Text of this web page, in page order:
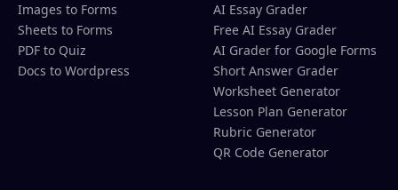
Images to Forms
Sheets to Forms
PDF to Quiz
Docs to Wordpress
AI Essay Grader
Free AI Essay Grader
AI Grader for Google Forms
Short Answer Grader
Worksheet Generator
Lesson Plan Generator
Rubric Generator
QR Code Generator